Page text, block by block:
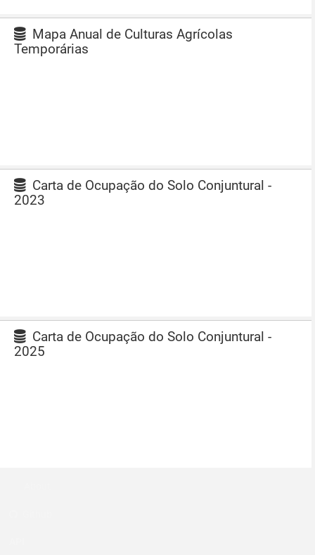
Mapa Anual de Culturas Agrícolas
Temporárias
Carta de Ocupação do Solo Conjuntural -
2023
Carta de Ocupação do Solo Conjuntural -
2025